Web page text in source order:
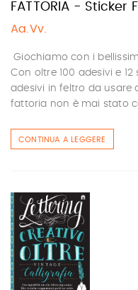
FATTORIA - Sticker
Aa.Vv.
Giochiamo con i
Con oltre 100 adesivi e
adesivi in feltro da usare
fattoria non è mai stato
CONTINUA A LEGGERE